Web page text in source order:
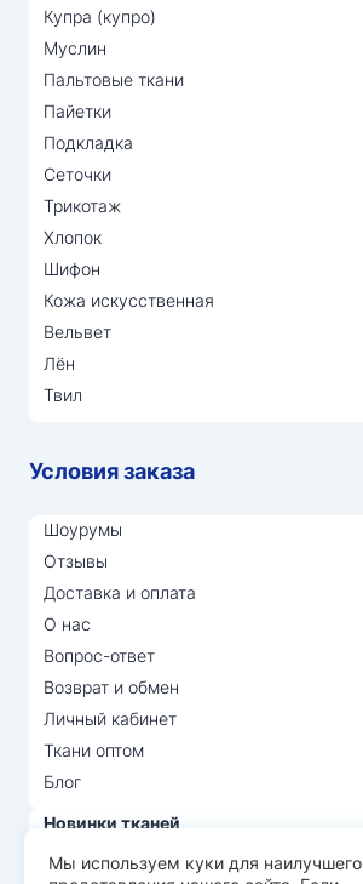
Купра (купро)
Муслин
Пальтовые ткани
Пайетки
Подкладка
Сеточки
Трикотаж
Хлопок
Шифон
Кожа искусственная
Вельвет
Лён
Твил
Условия заказа
Шоурумы
Отзывы
Доставка и оплата
О нас
Вопрос-ответ
Возврат и обмен
Личный кабинет
Ткани оптом
Блог
Новинки тканей
Распродажа тканей
Мы используем куки для наилучшего